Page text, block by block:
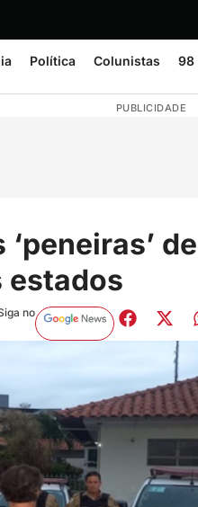
Política Colunistas 98
PUBLICIDADE
estados
no